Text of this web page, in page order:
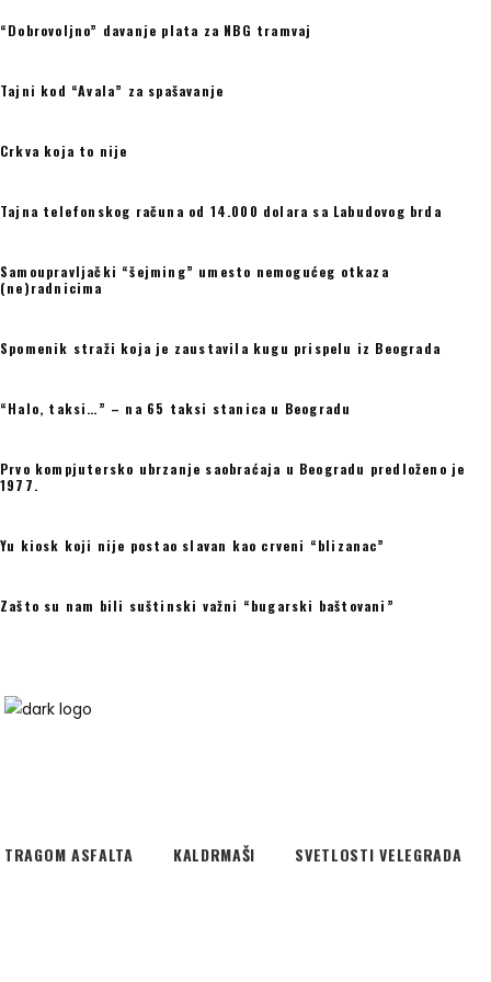
“Dobrovoljno” davanje plata za NBG tramvaj
Tajni kod “Avala” za spašavanje
Crkva koja to nije
Tajna telefonskog računa od 14.000 dolara sa Labudovog brda
Samoupravljački “šejming” umesto nemogućeg otkaza
(ne)radnicima
Spomenik straži koja je zaustavila kugu prispelu iz Beograda
“Halo, taksi…” – na 65 taksi stanica u Beogradu
Prvo kompjutersko ubrzanje saobraćaja u Beogradu predloženo je
1977.
Yu kiosk koji nije postao slavan kao crveni “blizanac”
Zašto su nam bili suštinski važni “bugarski baštovani”
TRAGOM ASFALTA KALDRMAŠI SVETLOSTI VELEGRADA